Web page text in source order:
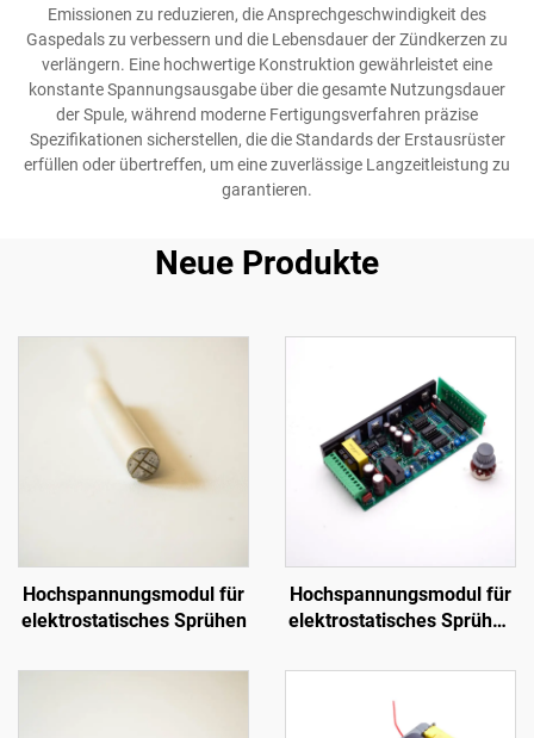
Emissionen zu reduzieren, die Ansprechgeschwindigkeit des
Gaspedals zu verbessern und die Lebensdauer der Zündkerzen zu
verlängern. Eine hochwertige Konstruktion gewährleistet eine
konstante Spannungsausgabe über die gesamte Nutzungsdauer
der Spule, während moderne Fertigungsverfahren präzise
Spezifikationen sicherstellen, die die Standards der Erstausrüster
erfüllen oder übertreffen, um eine zuverlässige Langzeitleistung zu
garantieren.
Neue Produkte
Hochspannungsmodul für
elektrostatisches Sprühen
Hochspannungsmodul für
elektrostatisches Sprühen